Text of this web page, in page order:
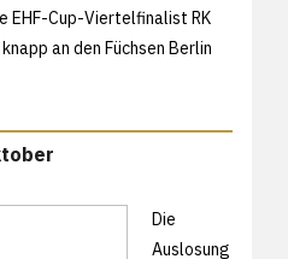
EHF-Cup-Viertelfinalist RK
an den Füchsen Berlin
Die
Auslosung